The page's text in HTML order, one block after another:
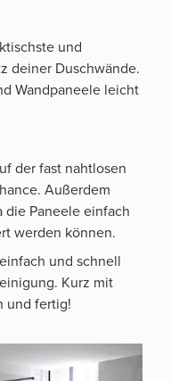
und
deiner Duschwände.
Wandpaneele leicht
der fast nahtlosen
Außerdem
die Paneele einfach
werden können.
und schnell
Kurz mit
und fertig!